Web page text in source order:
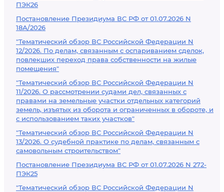
ПЭК26
Постановление Президиума ВС РФ от 01.07.2026 N
18А/2026
"Тематический обзор ВС Российской Федерации N
12/2026. По делам, связанным с оспариванием сделок,
повлекших переход права собственности на жилые
помещения"
"Тематический обзор ВС Российской Федерации N
11/2026. О рассмотрении судами дел, связанных с
правами на земельные участки отдельных категорий
земель, изъятых из оборота и ограниченных в обороте, и
с использованием таких участков"
"Тематический обзор ВС Российской Федерации N
13/2026. О судебной практике по делам, связанным с
самовольным строительством"
Постановление Президиума ВС РФ от 01.07.2026 N 272-
ПЭК25
"Тематический обзор ВС Российской Федерации N